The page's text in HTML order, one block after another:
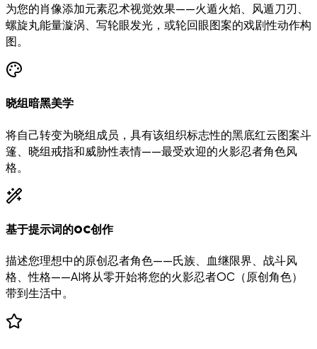
为您的肖像添加元素忍术视觉效果——火遁火焰、风遁刀刃、
螺旋丸能量漩涡、写轮眼发光，或轮回眼图案的戏剧性动作构
图。
晓组暗黑美学
将自己转变为晓组成员，具有该组织标志性的黑底红云图案斗
篷、晓组戒指和威胁性表情——最受欢迎的火影忍者角色风
格。
基于提示词的OC创作
描述您理想中的原创忍者角色——氏族、血继限界、战斗风
格、性格——AI将从零开始将您的火影忍者OC（原创角色）
带到生活中。